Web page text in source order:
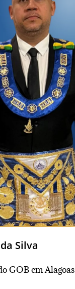
Silva
GOB em Alagoas